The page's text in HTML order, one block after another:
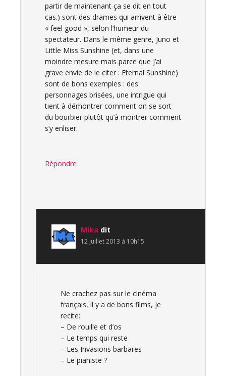
partir de maintenant ça se dit en tout
cas.) sont des drames qui arrivent à être
« feel good », selon l’humeur du
spectateur. Dans le même genre, Juno et
Little Miss Sunshine (et, dans une
moindre mesure mais parce que j’ai
grave envie de le citer : Eternal Sunshine)
sont de bons exemples : des
personnages brisées, une intrigue qui
tient à démontrer comment on se sort
du bourbier plutôt qu’à montrer comment
s’y enliser.
Répondre
Mika dit
12 juillet 2013 à 10h15
Ne crachez pas sur le cinéma
français, il y a de bons films, je
recite:
– De rouille et d’os
– Le temps qui reste
– Les Invasions barbares
– Le pianiste ?